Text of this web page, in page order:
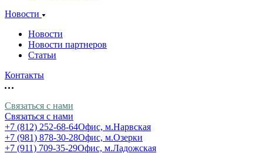
Новости
Новости
Новости партнеров
Статьи
Контакты
Связаться с нами
Связаться с нами
+7 (812) 252-68-64Офис, м.Нарвская
+7 (981) 878-30-28Офис, м.Озерки
+7 (911) 709-35-29Офис, м.Ладожская